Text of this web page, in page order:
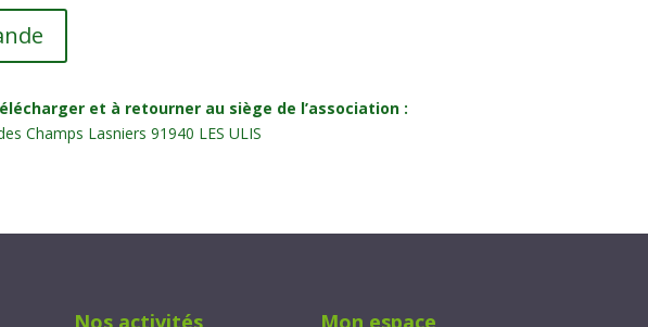
et à retourner au siège de l’association :
Champs Lasniers 91940 LES ULIS
Nos activités Mon espace